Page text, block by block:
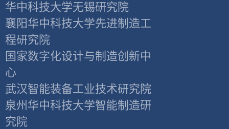
华中科技大学无锡研究院
襄阳华中科技大学先进制造工
程研究院
国家数字化设计与制造创新中
心
武汉智能装备工业技术研究院
泉州华中科技大学智能制造研
究院